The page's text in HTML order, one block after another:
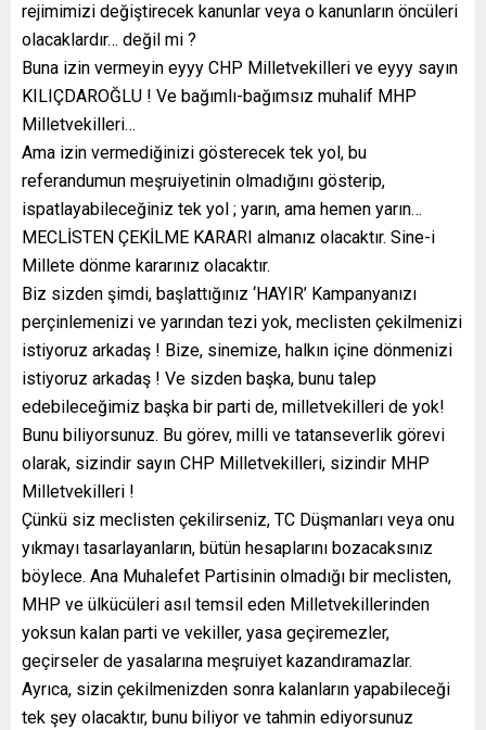
rejimimizi değiştirecek kanunlar veya o kanunların öncüleri
olacaklardır… değil mi ?
Buna izin vermeyin eyyy CHP Milletvekilleri ve eyyy sayın
KILIÇDAROĞLU ! Ve bağımlı-bağımsız muhalif MHP
Milletvekilleri…
Ama izin vermediğinizi gösterecek tek yol, bu
referandumun meşruiyetinin olmadığını gösterip,
ispatlayabileceğiniz tek yol ; yarın, ama hemen yarın…
MECLİSTEN ÇEKİLME KARARI almanız olacaktır. Sine-i
Millete dönme kararınız olacaktır.
Biz sizden şimdi, başlattığınız ‘HAYIR’ Kampanyanızı
perçinlemenizi ve yarından tezi yok, meclisten çekilmenizi
istiyoruz arkadaş ! Bize, sinemize, halkın içine dönmenizi
istiyoruz arkadaş ! Ve sizden başka, bunu talep
edebileceğimiz başka bir parti de, milletvekilleri de yok!
Bunu biliyorsunuz. Bu görev, milli ve tatanseverlik görevi
olarak, sizindir sayın CHP Milletvekilleri, sizindir MHP
Milletvekilleri !
Çünkü siz meclisten çekilirseniz, TC Düşmanları veya onu
yıkmayı tasarlayanların, bütün hesaplarını bozacaksınız
böylece. Ana Muhalefet Partisinin olmadığı bir meclisten,
MHP ve ülkücüleri asıl temsil eden Milletvekillerinden
yoksun kalan parti ve vekiller, yasa geçiremezler,
geçirseler de yasalarına meşruiyet kazandıramazlar.
Ayrıca, sizin çekilmenizden sonra kalanların yapabileceği
tek şey olacaktır, bunu biliyor ve tahmin ediyorsunuz